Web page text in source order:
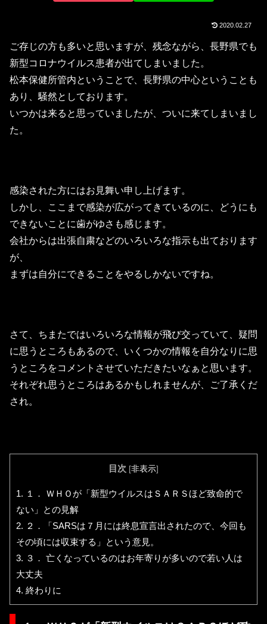
2020.02.27
ご存じの方も多いと思いますが、残念ながら、長野県でも
新型コロナウイルス患者が出てしまいました。
松本保健所管内ということで、長野県の中心ということも
あり、騒然としております。
いつかは来ると思っていましたが、ついに来てしまいまし
た。
感染された方にはお見舞い申し上げます。
しかし、ここまで感染が広がってきているのに、どうにも
できないことに歯がゆさも感じます。
会社からは出張自粛などのいろいろな指示も出ております
が、
まずは自分にできることをやるしかないですね。
さて、ちまたではいろいろな情報が飛び交っていて、疑問
に思うところもあるので、いくつかの情報を自分なりに思
うところをコメントさせていただきたいなぁと思います。
それぞれ思うところはあるかもしれませんが、ご了承くだ
され。
目次 [非表示]
1. １． ＷＨＯが「新型ウイルスはＳＡＲＳほど致命的で
ない」との見解
2. ２．「SARSは７月には終息宣言出されたので、今回も
その頃には収束する」という意見。
3. ３． 亡くなっているのはお年寄りが多いので若い人は
大丈夫
4. 終わりに